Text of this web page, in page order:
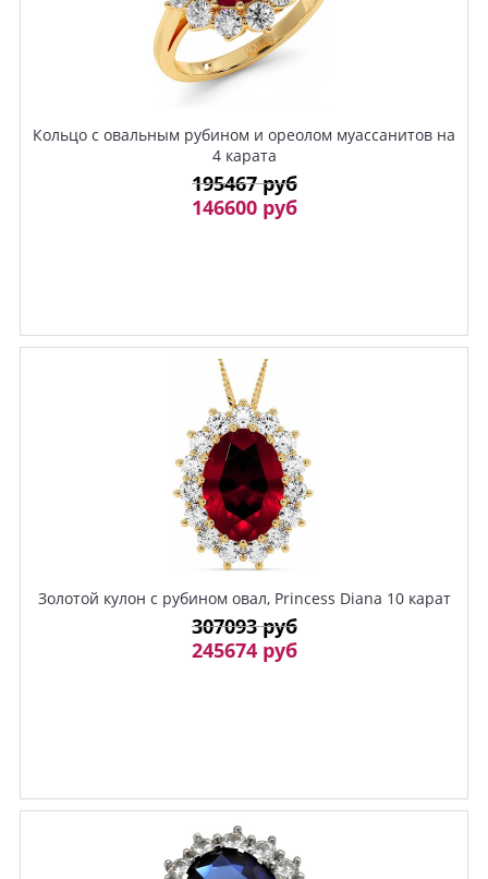
Кольцо с овальным рубином и ореолом муассанитов на
4 карата
195467 руб
146600 руб
Золотой кулон с рубином овал, Princess Diana 10 карат
307093 руб
245674 руб